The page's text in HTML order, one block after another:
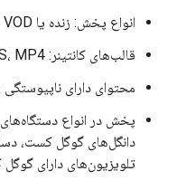
انواع پخش: زنده یا VOD
قالب‌های کانتینر: TS، MP4 یا استریم‌های ابتدایی
محتوای دارای
پخش در انواع
دانگل‌های گوگل کست،
تلویزیون‌های دارای